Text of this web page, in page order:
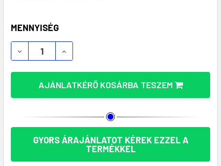
KÉSZLET:
MENNYISÉG
ZARDOX GOLYÓSTOLL: PRÉMIUM REKLÁMAJÁNDÉK
ZARDOX GOLYÓSTOLL: PRÉMIUM
AJÁNLATKÉRŐ KOSÁRBA TESZEM
GYORS ÁRAJÁNLATOT KÉREK EZZEL A
TERMÉKKEL